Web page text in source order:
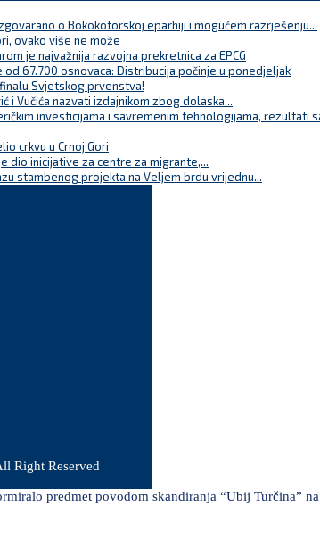
o Bokokotorskoj eparhiji i mogućem razrješenju...
ovako više ne može
je najvažnija razvojna prekretnica za EPCG
67.700 osnovaca: Distribucija počinje u ponedjeljak
Svjetskog prvenstva!
i Vučića nazvati izdajnikom zbog dolaska...
investicijama i savremenim tehnologijama, rezultati
crkvu u Crnoj Gori
dio inicijative za centre za migrante,...
stambenog projekta na Veljem brdu vrijednu...
Right Reserved
predmet povodom skandiranja “Ubij Turčina”